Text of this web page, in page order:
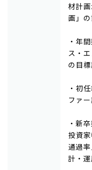
材計
画」
・年
ス・
の目標
・初
ファ
・新
投資
通過
計・運